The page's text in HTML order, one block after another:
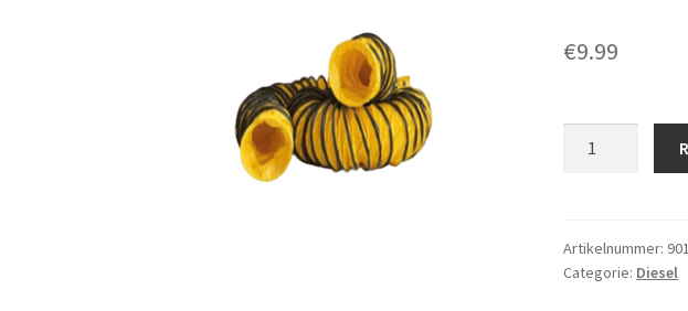
€9.99
aantal
Artikelnummer: 901
Categorie: Diesel